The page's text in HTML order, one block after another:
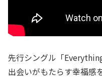
先行シングル「
出会いがもたらす幸福感